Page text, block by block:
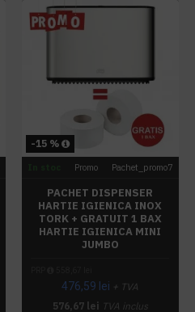
-15 %
Promo Pachet_promo7
PACHET DISPENSER
HARTIE IGIENICA INOX
TORK + GRATUIT 1 BAX
HARTIE IGIENICA MINI
JUMBO
476,59 lei + TVA
576,67 lei TVA inclus